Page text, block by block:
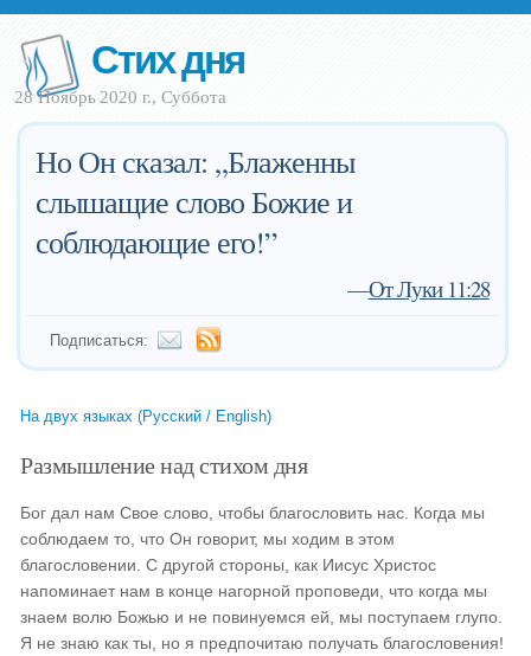
Стих дня
28 Ноябрь 2020 г., Суббота
Но Он сказал: „Блаженны
слышащие слово Божие и
соблюдающие его!”
—От Луки 11:28
Подписаться:
На двух языках (Русский / English)
Размышление над стихом дня
Бог дал нам Свое слово, чтобы благословить нас. Когда мы
соблюдаем то, что Он говорит, мы ходим в этом
благословении. С другой стороны, как Иисус Христос
напоминает нам в конце нагорной проповеди, что когда мы
знаем волю Божью и не повинуемся ей, мы поступаем глупо.
Я не знаю как ты, но я предпочитаю получать благословения!